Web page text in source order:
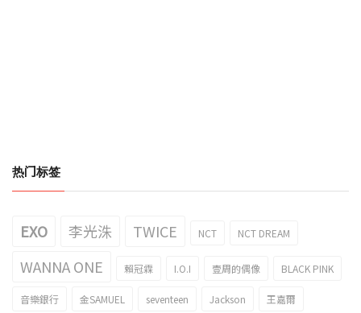
热门标签
EXO 李光洙 TWICE NCT NCT DREAM
WANNA ONE 賴冠霖 I.O.I 壹周的偶像 BLACK PINK
音樂銀行 金SAMUEL seventeen Jackson 王嘉爾